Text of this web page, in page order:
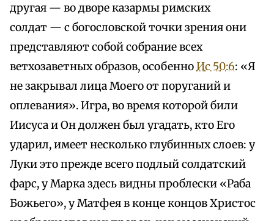
другая — во дворе казармы римских
солдат — с богословской точки зрения они
представляют собой собрание всех
ветхозаветных образов, особенноИс 50:6: «Я
не закрывал лица Моего от поруганий и
оплевания». Игра, во время которой били
Иисуса и Он должен был угадать, кто Его
ударил, имеет несколько глубинных слоев: у
Луки это прежде всего подлый солдатский
фарс, у Марка здесь видны проблески «Раба
Божьего», у Матфея в конце концов Христос